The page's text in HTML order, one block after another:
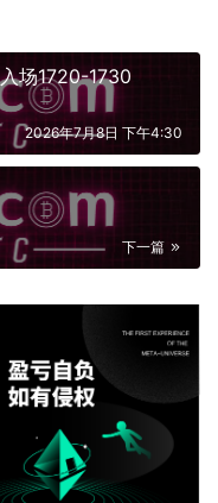
场1720-1730
2026年7月8日 下午4:30
下一篇